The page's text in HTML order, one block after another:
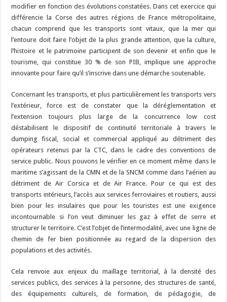
modifier en fonction des évolutions constatées. Dans cet exercice qui
différencie la Corse des autres régions de France métropolitaine,
chacun comprend que les transports sont vitaux, que la mer qui
l’entoure doit faire l’objet de la plus grande attention, que la culture,
l’histoire et le patrimoine participent de son devenir et enfin que le
tourisme, qui constitue 30 % de son PIB, implique une approche
innovante pour faire qu’il s’inscrive dans une démarche soutenable.
Concernant les transports, et plus particulièrement les transports vers
l’extérieur, force est de constater que la déréglementation et
l’extension toujours plus large de la concurrence low cost
déstabilisent le dispositif de continuité territoriale à travers le
dumping fiscal, social et commercial appliqué au détriment des
opérateurs retenus par la CTC, dans le cadre des conventions de
service public. Nous pouvons le vérifier en ce moment même dans le
maritime s’agissant de la CMN et de la SNCM comme dans l’aérien au
détriment de Air Corsica et de Air France. Pour ce qui est des
transports intérieurs, l’accès aux services ferroviaires et routiers, aussi
bien pour les insulaires que pour les touristes est une exigence
incontournable si l’on veut diminuer les gaz à effet de serre et
structurer le territoire. C’est l’objet de l’intermodalité, avec une ligne de
chemin de fer bien positionnée au regard de la dispersion des
populations et des activités.
Cela renvoie aux enjeux du maillage territorial, à la densité des
services publics, des services à la personne, des structures de santé,
des équipements culturels, de formation, de pédagogie, de